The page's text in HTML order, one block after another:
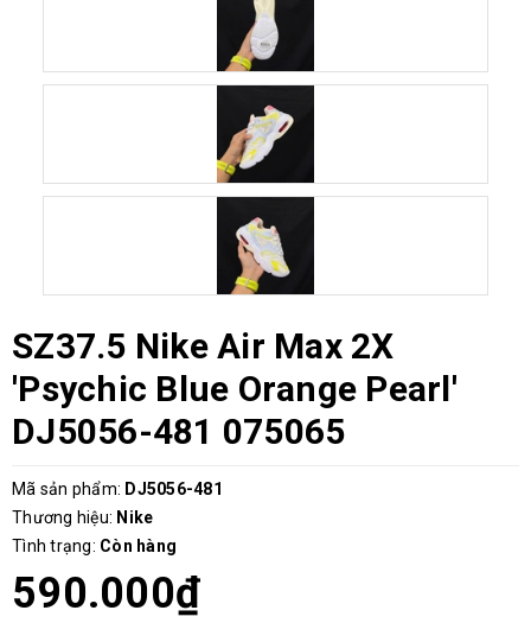
SZ37.5 Nike Air Max 2X
'Psychic Blue Orange Pearl'
DJ5056-481 075065
Mã sản phẩm: DJ5056-481
Thương hiệu: Nike
Tình trạng: Còn hàng
590.000₫